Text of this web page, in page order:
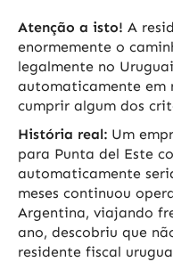
Atenção a isto! A
enormemente o
legalmente no
automaticamente em
cumprir algum dos
História real: Um
para Punta del Este
automaticamente
meses continuou
Argentina, viajando
ano, descobriu que
residente fiscal